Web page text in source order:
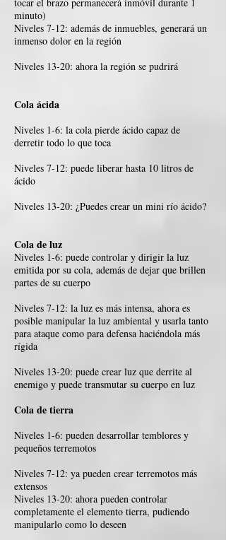
minuto)
Niveles 7-12: además de inmuebles, generará un
inmenso dolor en la región
Niveles 13-20: ahora la región se pudrirá
Cola ácida
Niveles 1-6: la cola pierde ácido capaz de
derretir todo lo que toca
Niveles 7-12: puede liberar hasta 10 litros de
ácido
Niveles 13-20: ¿Puedes crear un mini río ácido?
Cola de luz
Niveles 1-6: puede controlar y dirigir la luz
emitida por su cola, además de dejar que brillen
partes de su cuerpo
Niveles 7-12: la luz es más intensa, ahora es
posible manipular la luz ambiental y usarla tanto
para ataque como para defensa haciéndola más
rígida
Niveles 13-20: puede crear luz que derrite al
enemigo y puede transmutar su cuerpo en luz
Cola de tierra
Niveles 1-6: pueden desarrollar temblores y
pequeños terremotos
Niveles 7-12: ya pueden crear terremotos más
extensos
Niveles 13-20: ahora pueden controlar
completamente el elemento tierra, pudiendo
manipularlo como lo deseen